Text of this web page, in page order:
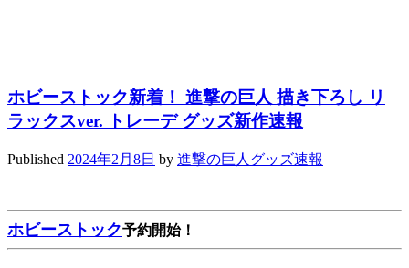
ホビーストック新着！ 進撃の巨人 描き下ろし リ
ラックスver. トレーデ グッズ新作速報
Published 2024年2月8日 by 進撃の巨人グッズ速報
ホビーストック予約開始！